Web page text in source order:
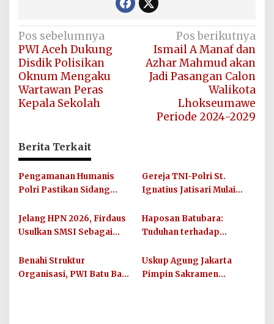
Navigasi
pos
Pos sebelumnya
PWI Aceh Dukung
Disdik Polisikan
Oknum Mengaku
Wartawan Peras
Kepala Sekolah
Pos berikutnya
Ismail A Manaf dan
Azhar Mahmud akan
Jadi Pasangan Calon
Walikota
Lhokseumawe
Periode 2024-2029
Berita Terkait
Pengamanan Humanis
Polri Pastikan Sidang
Berlangsung Aman dan
Lancar
Gereja TNI-Polri St.
Ignatius Jatisari Mulai
Suharyo Pimpin Prosesi
Peletakan Batu Pertama
Jelang HPN 2026, Firdaus
Usulkan SMSI Sebagai
Kegiatan
Haposan Batubara:
Tuduhan terhadap
Gibran Tak Berdasar dan
Menyesatkan Publik
Benahi Struktur
Organisasi, PWI Batu Bara
Uskup Agung Jakarta
Pimpin Sakramen